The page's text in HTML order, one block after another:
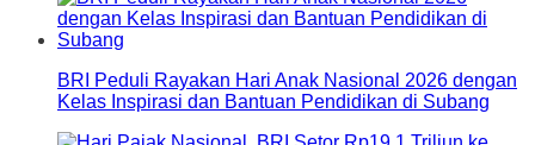
BRI Peduli Rayakan Hari Anak Nasional 2026 dengan
Kelas Inspirasi dan Bantuan Pendidikan di Subang